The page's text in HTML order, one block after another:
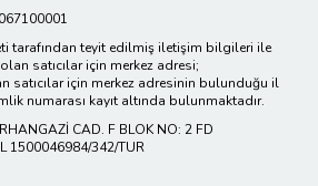
tarafından teyit edilmiş iletişim bilgileri ile
satıcılar için merkez adresi;
satıcılar için merkez adresinin bulunduğu il
numarası kayıt altında bulunmaktadır.
CAD. F BLOK NO: 2 FD
1500046984/342/TUR